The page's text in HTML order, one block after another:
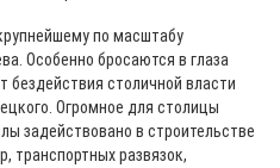
по масштабу
Особенно бросаются в глаза
бездействия столичной власти
Огромное для столицы
задействовано в строительстве
транспортных развязок,